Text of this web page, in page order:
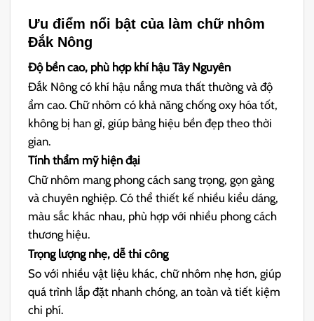
Ưu điểm nổi bật của làm chữ nhôm
Đắk Nông
Độ bền cao, phù hợp khí hậu Tây Nguyên
Đắk Nông có khí hậu nắng mưa thất thường và độ
ẩm cao. Chữ nhôm có khả năng chống oxy hóa tốt,
không bị han gỉ, giúp bảng hiệu bền đẹp theo thời
gian.
Tính thẩm mỹ hiện đại
Chữ nhôm mang phong cách sang trọng, gọn gàng
và chuyên nghiệp. Có thể thiết kế nhiều kiểu dáng,
màu sắc khác nhau, phù hợp với nhiều phong cách
thương hiệu.
Trọng lượng nhẹ, dễ thi công
So với nhiều vật liệu khác, chữ nhôm nhẹ hơn, giúp
quá trình lắp đặt nhanh chóng, an toàn và tiết kiệm
chi phí.